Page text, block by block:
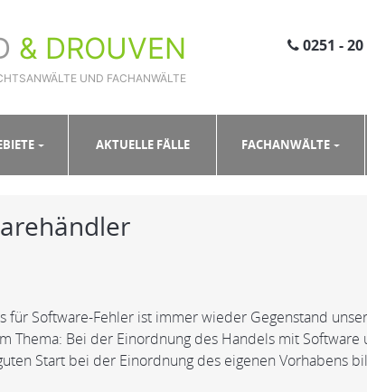
& DROUVEN
UND FACHANWÄLTE
0251 -
AKTUELLE FÄLLE FACHANWÄLTE
für Software-Fehler ist immer wieder Gegenstand
Thema: Bei der Einordnung des Handels mit
Start bei der Einordnung des eigenen Vorhabens